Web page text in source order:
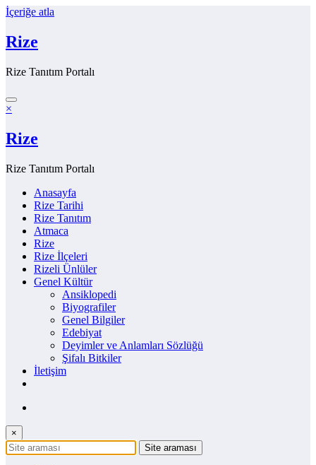
İçeriğe atla
Rize
Rize Tanıtım Portalı
×
Rize
Rize Tanıtım Portalı
Anasayfa
Rize Tarihi
Rize Tanıtım
Atmaca
Rize
Rize İlçeleri
Rizeli Ünlüler
Genel Kültür
Ansiklopedi
Biyografiler
Genel Bilgiler
Edebiyat
Deyimler ve Anlamları Sözlüğü
Şifalı Bitkiler
İletişim
×